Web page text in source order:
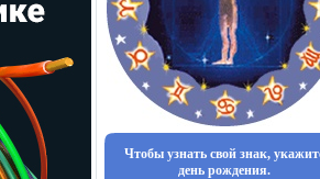
Чтобы узнать свой знак,
день рождения.